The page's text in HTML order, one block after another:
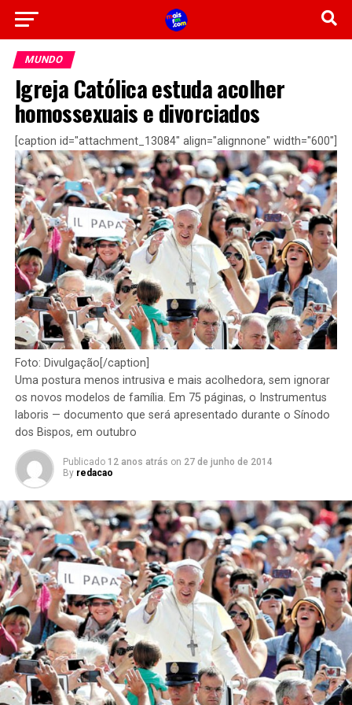
MUNDO
Igreja Católica estuda acolher
homossexuais e divorciados
[caption id="attachment_13084" align="alignnone" width="600"]
Foto: Divulgação[/caption]
Uma postura menos intrusiva e mais acolhedora, sem ignorar
os novos modelos de família. Em 75 páginas, o Instrumentus
laboris — documento que será apresentado durante o Sínodo
dos Bispos, em outubro
Publicado 12 anos atrás on 27 de junho de 2014
By redacao